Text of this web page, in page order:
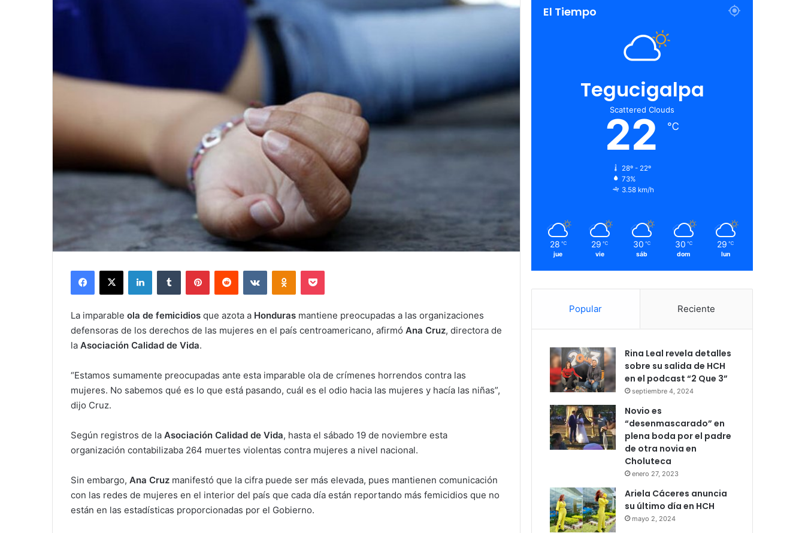
Facebook
X LinkedInTumblr PinterestReddit VKontakteOdnoklassniki
Pocket
La imparable ola de femicidios que azota a Honduras mantiene preocupadas a las organizaciones
defensoras de los derechos de las mujeres en el país centroamericano, afirmó Ana Cruz, directora de
la Asociación Calidad de Vida.
“Estamos sumamente preocupadas ante esta imparable ola de crímenes horrendos contra las
mujeres. No sabemos qué es lo que está pasando, cuál es el odio hacia las mujeres y hacía las niñas”,
dijo Cruz.
Según registros de la Asociación Calidad de Vida, hasta el sábado 19 de noviembre esta
organización contabilizaba 264 muertes violentas contra mujeres a nivel nacional.
Sin embargo, Ana Cruz manifestó que la cifra puede ser más elevada, pues mantienen comunicación
con las redes de mujeres en el interior del país que cada día están reportando más femicidios que no
están en las estadísticas proporcionadas por el Gobierno.
El Tiempo
Tegucigalpa
Scattered Clouds
22 ℃
28º - 22º
73%
3.58 km/h
28 ℃
jue
29 ℃
vie
30 ℃
sáb
30 ℃
dom
29 ℃
lun
Popular Reciente
Rina Leal revela detalles
sobre su salida de HCH
en el podcast “2 Que 3”
septiembre 4, 2024
Novio es
“desenmascarado” en
plena boda por el padre
de otra novia en
Choluteca
enero 27, 2023
Ariela Cáceres anuncia
su último día en HCH
mayo 2, 2024